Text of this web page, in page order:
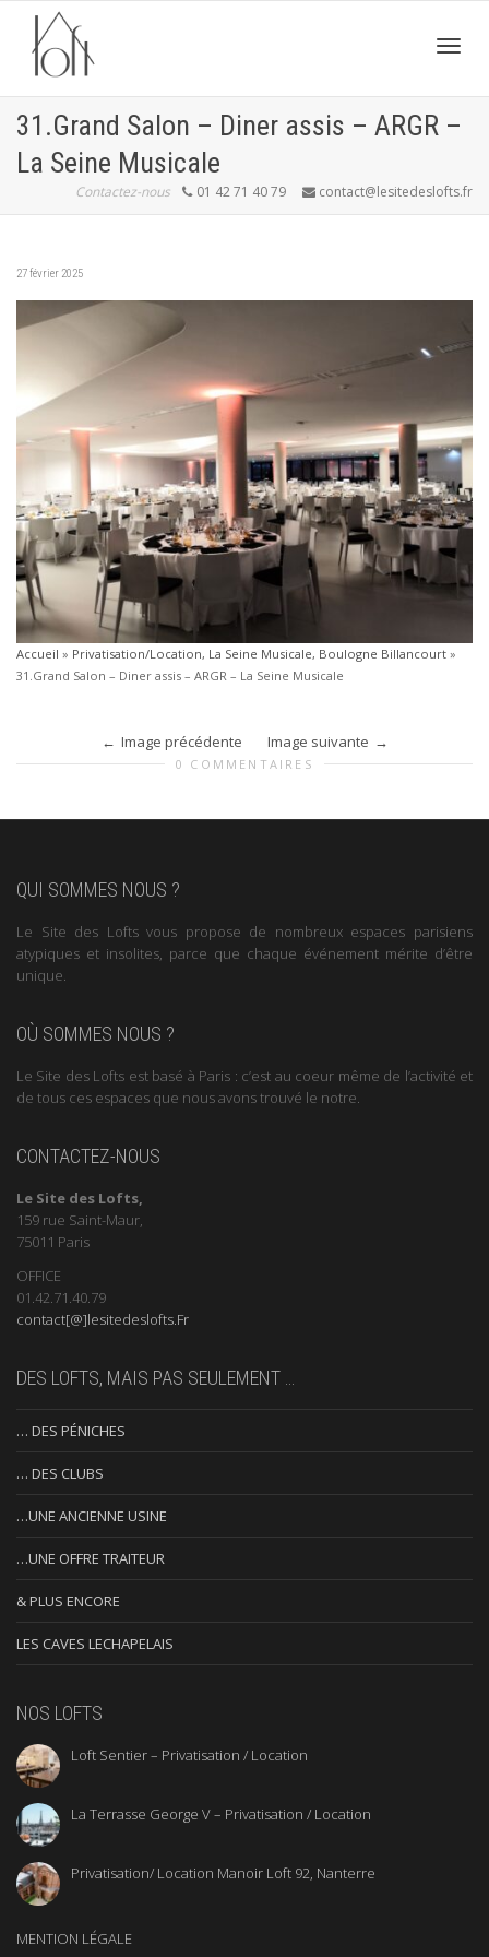
31.Grand Salon – Diner assis – ARGR –
La Seine Musicale
Contactez-nous 01 42 71 40 79 contact@lesitedeslofts.fr
27 février 2025
Accueil » Privatisation/Location, La Seine Musicale, Boulogne Billancourt »
31.Grand Salon – Diner assis – ARGR – La Seine Musicale
Image précédente Image suivante
0 COMMENTAIRES
QUI SOMMES NOUS ?
Le Site des Lofts vous propose de nombreux espaces parisiens
atypiques et insolites, parce que chaque événement mérite d’être
unique.
OÙ SOMMES NOUS ?
Le Site des Lofts est basé à Paris : c’est au coeur même de l’activité et
de tous ces espaces que nous avons trouvé le notre.
CONTACTEZ-NOUS
Le Site des Lofts,
159 rue Saint-Maur,
75011 Paris
OFFICE
01.42.71.40.79
contact[@]lesitedeslofts.Fr
DES LOFTS, MAIS PAS SEULEMENT …
… DES PÉNICHES
… DES CLUBS
…UNE ANCIENNE USINE
…UNE OFFRE TRAITEUR
& PLUS ENCORE
LES CAVES LECHAPELAIS
NOS LOFTS
Loft Sentier – Privatisation / Location
La Terrasse George V – Privatisation / Location
Privatisation/ Location Manoir Loft 92, Nanterre
MENTION LÉGALE